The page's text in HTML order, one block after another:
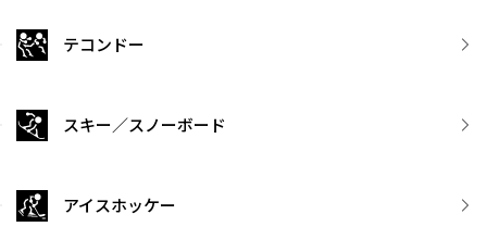
テコンドー
スキー／スノーボード
アイスホッケー